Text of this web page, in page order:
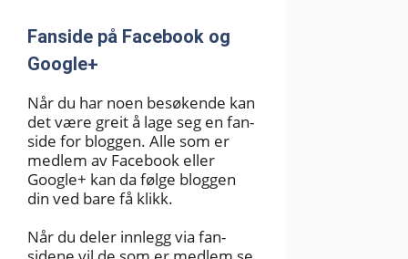
Fanside på Facebook og
Google+
Når du har noen besøkende kan
det være greit å lage seg en fan-
side for bloggen. Alle som er
medlem av Facebook eller
Google+ kan da følge bloggen
din ved bare få klikk.
Når du deler innlegg via fan-